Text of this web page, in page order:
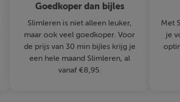
Goedkoper dan bijles
Slimleren is niet alleen leuker,
maar ook veel goedkoper. Voor
de prijs van 30 min bijles krijg je
een hele maand Slimleren, al
vanaf €8,95.
Met
je